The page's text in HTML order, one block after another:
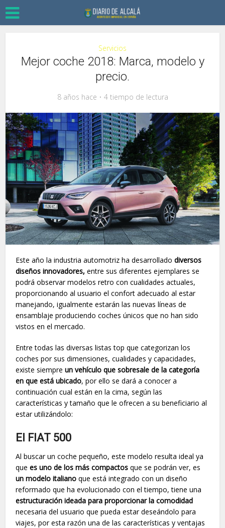
Servicios
Mejor coche 2018: Marca, modelo y
precio.
8 años hace 4 tiempo de lectura
Este año la industria automotriz ha desarrolladodiversos
diseños innovadores,entre sus diferentes ejemplares se
podrá observar modelos retro con cualidades actuales,
proporcionando al usuario el confort adecuado al estar
manejando, igualmente estarán las nuevas líneas de
ensamblaje produciendo coches únicos que no han sido
vistos en el mercado.
Entre todas las diversas listas top que categorizan los
coches por sus dimensiones, cualidades y capacidades,
existe siempreun vehículo que sobresale de la categoría
en que está ubicado, por ello se dará a conocer a
continuación cual están en la cima, según las
características y tamaño que le ofrecen a su beneficiario al
estar utilizándolo:
El FIAT 500
Al buscar un coche pequeño, este modelo resulta ideal ya
quees uno de los más compactos que se podrán ver, es
un modelo italiano que está integrado con un diseño
reformado que ha evolucionado con el tiempo, tiene una
estructuración ideada para proporcionar la comodidad
necesaria del usuario que pueda estar deseándolo para
viajes, por esta razón una de las características y ventajas